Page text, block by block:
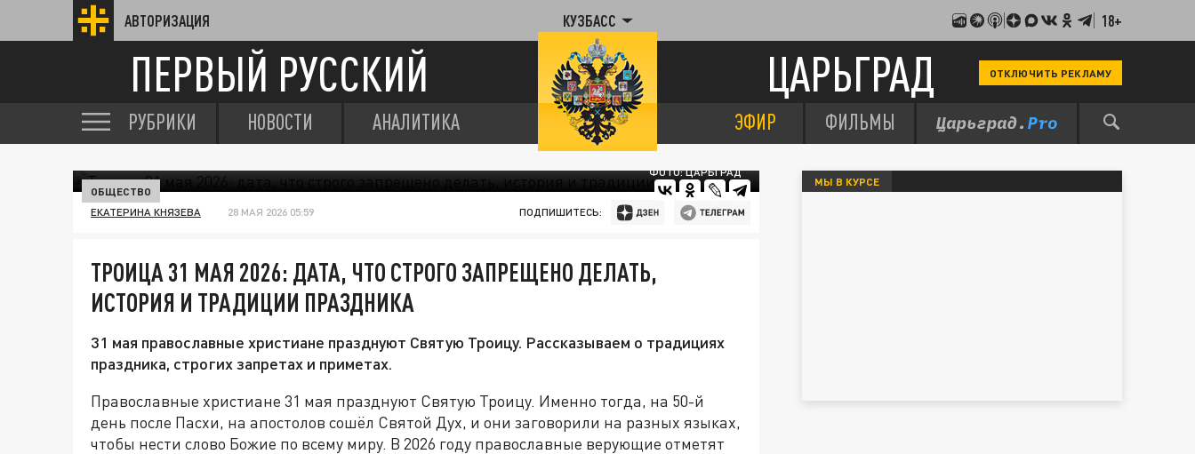
АВТОРИЗАЦИЯ КУЗБАСС 18+
ПЕРВЫЙ РУССКИЙ ЦАРЬГРАД ОТКЛЮЧИТЬ РЕКЛАМУ
РУБРИКИ НОВОСТИ АНАЛИТИКА ЭФИР ФИЛЬМЫ
ФОТО: ЦАРЬГРАД
ОБЩЕСТВО
ЕКАТЕРИНА КНЯЗЕВА 28 МАЯ 2026 05:59 ПОДПИШИТЕСЬ:
ТРОИЦА 31 МАЯ 2026: ДАТА, ЧТО СТРОГО ЗАПРЕЩЕНО ДЕЛАТЬ,
ИСТОРИЯ И ТРАДИЦИИ ПРАЗДНИКА
31 мая православные христиане празднуют Святую Троицу. Рассказываем о традициях
праздника, строгих запретах и приметах.
Православные христиане 31 мая празднуют Святую Троицу. Именно тогда, на 50-й
день после Пасхи, на апостолов сошёл Святой Дух, и они заговорили на разных языках,
чтобы нести слово Божие по всему миру. В 2026 году православные верующие отметят
МЫ В КУРСЕ